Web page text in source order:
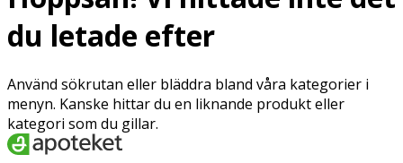
du letade efter
Använd sökrutan eller bläddra bland våra kategorier i
menyn. Kanske hittar du en liknande produkt eller
kategori som du gillar.